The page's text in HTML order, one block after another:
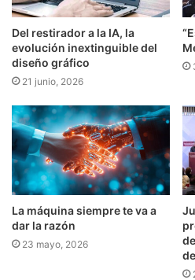
Del restirador a la IA, la
evolución inextinguible del
diseño gráfico
21 junio, 2026
La máquina siempre te va a
dar la razón
23 mayo, 2026